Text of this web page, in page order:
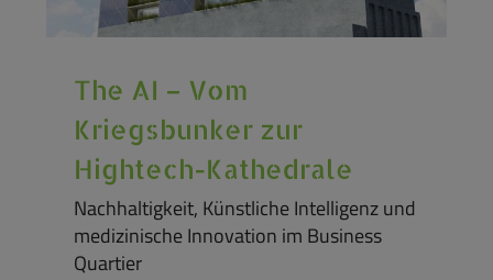
The AI – Vom
Kriegsbunker zur
Hightech-Kathedrale
Nachhaltigkeit, Künstliche Intelligenz und
medizinische Innovation im Business
Quartier